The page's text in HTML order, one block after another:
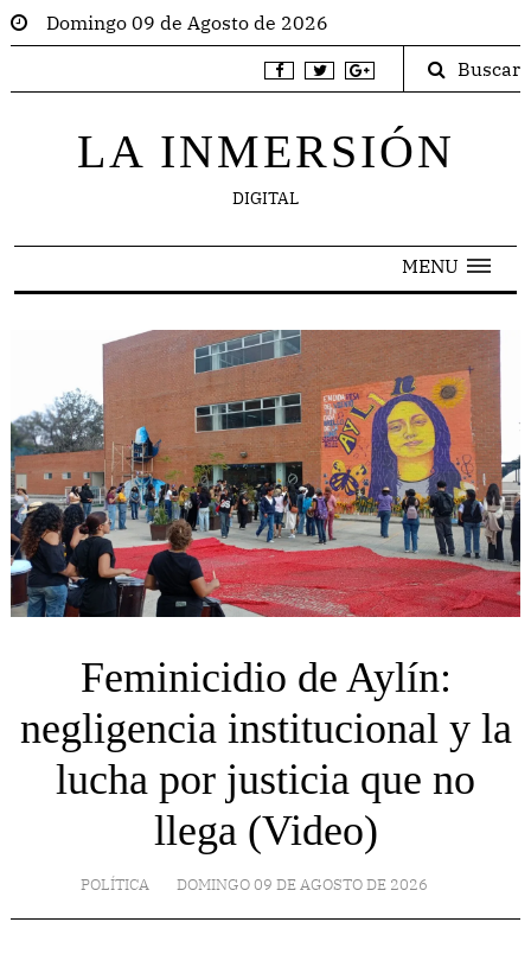
Domingo 09 de Agosto de 2026
Buscar
LA INMERSIÓN
DIGITAL
MENU
Feminicidio de Aylín:
negligencia institucional y la
lucha por justicia que no
llega (Video)
POLÍTICA DOMINGO 09 DE AGOSTO DE 2026